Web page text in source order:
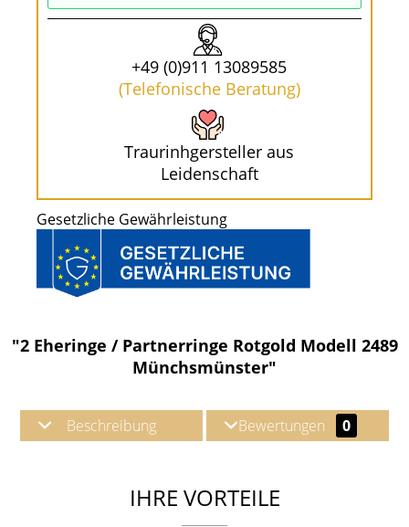
+49 (0)911 13089585
(Telefonische Beratung)
Traurinhgersteller aus
Leidenschaft
Gesetzliche Gewährleistung
"2 Eheringe / Partnerringe Rotgold Modell 2489
Münchsmünster"
Beschreibung Bewertungen 0
IHRE VORTEILE